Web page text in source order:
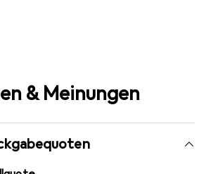
& Meinungen